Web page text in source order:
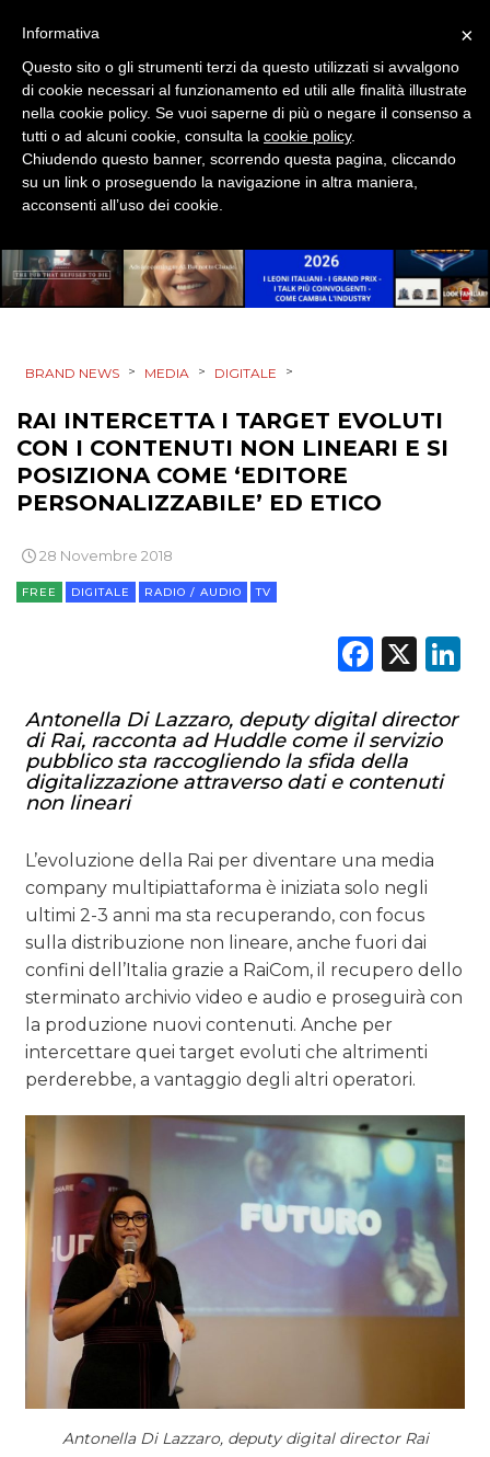
RICERCHE
PREVISIONI/SCENARI
NORMATIVE
CASE HISTORY
BRAND NEWS > MEDIA > DIGITALE >
RAI INTERCETTA I TARGET EVOLUTI
CON I CONTENUTI NON LINEARI E SI
POSIZIONA COME ‘EDITORE
PERSONALIZZABILE’ ED ETICO
28 Novembre 2018
FREE DIGITALE RADIO / AUDIO TV
X
Antonella Di Lazzaro, deputy digital director
di Rai, racconta ad Huddle come il servizio
pubblico sta raccogliendo la sfida della
digitalizzazione attraverso dati e contenuti
non lineari
L’evoluzione della Rai per diventare una media
company multipiattaforma è iniziata solo negli
ultimi 2-3 anni ma sta recuperando, con focus
sulla distribuzione non lineare, anche fuori dai
confini dell’Italia grazie a RaiCom, il recupero dello
sterminato archivio video e audio e proseguirà con
la produzione nuovi contenuti. Anche per
intercettare quei target evoluti che altrimenti
perderebbe, a vantaggio degli altri operatori.
Antonella Di Lazzaro, deputy digital director Rai
×
Informativa
Questo sito o gli strumenti terzi da questo utilizzati si avvalgono
di cookie necessari al funzionamento ed utili alle finalità illustrate
nella cookie policy. Se vuoi saperne di più o negare il consenso a
tutti o ad alcuni cookie, consulta la cookie policy.
Chiudendo questo banner, scorrendo questa pagina, cliccando
su un link o proseguendo la navigazione in altra maniera,
acconsenti all’uso dei cookie.